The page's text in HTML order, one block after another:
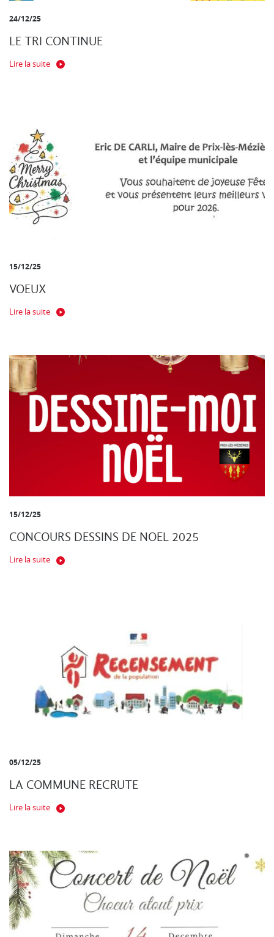
24/12/25
LE TRI CONTINUE
Lire la suite
15/12/25
VOEUX
Lire la suite
15/12/25
CONCOURS DESSINS DE NOEL 2025
Lire la suite
05/12/25
LA COMMUNE RECRUTE
Lire la suite